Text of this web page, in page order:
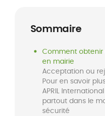
Sommaire
Comment
en mairie
Acceptation ou
Pour en savoir
APRIL
partout dans le
sécurité